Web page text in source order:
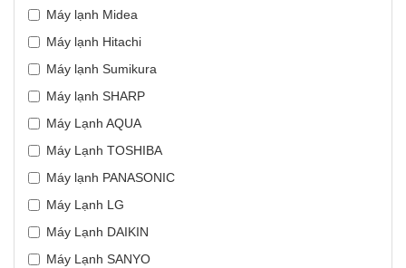
Máy lạnh Midea
Máy lạnh Hitachi
Máy lạnh Sumikura
Máy lạnh SHARP
Máy Lạnh AQUA
Máy Lạnh TOSHIBA
Máy lạnh PANASONIC
Máy Lạnh LG
Máy Lạnh DAIKIN
Máy Lạnh SANYO